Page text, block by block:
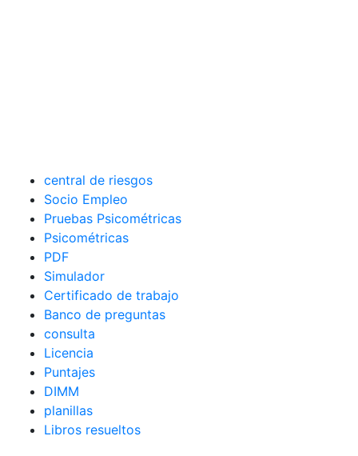
central de riesgos
Socio Empleo
Pruebas Psicométricas
Psicométricas
PDF
Simulador
Certificado de trabajo
Banco de preguntas
consulta
Licencia
Puntajes
DIMM
planillas
Libros resueltos